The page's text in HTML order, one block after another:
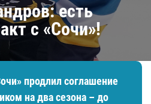
есть
с «Сочи»!
продлил соглашение
на два сезона – до